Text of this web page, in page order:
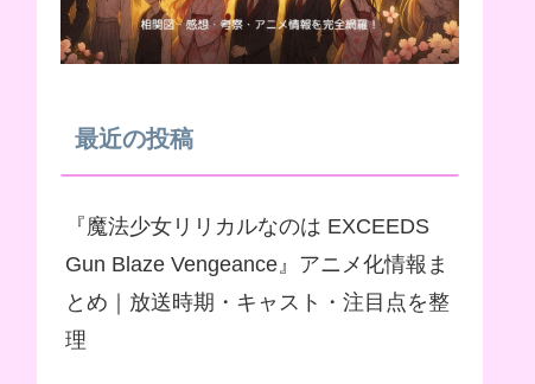
最近の投稿
『魔法少女リリカルなのは EXCEEDS
Gun Blaze Vengeance』アニメ化情報ま
とめ｜放送時期・キャスト・注目点を整
理